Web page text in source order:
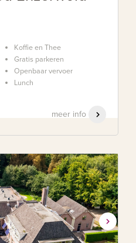
Koffie en Thee
Gratis parkeren
Openbaar vervoer
Lunch
meer info